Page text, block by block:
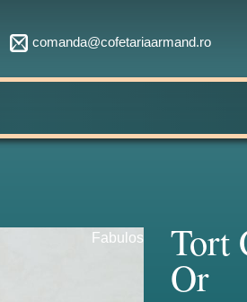
comanda@cofetariaarmand.ro
Fabulos Tort
Or